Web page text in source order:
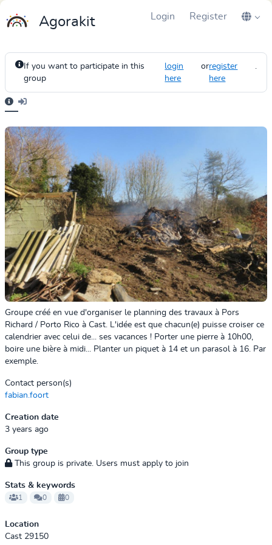
Agorakit Login Register
If you want to participate in this
group
login
here
orregister
here
.
Groupe créé en vue d'organiser le planning des travaux à Pors
Richard / Porto Rico à Cast. L'idée est que chacun(e) puisse croiser ce
calendrier avec celui de... ses vacances ! Porter une pierre à 10h00,
boire une bière à midi... Planter un piquet à 14 et un parasol à 16. Par
exemple.
Contact person(s)
fabian.foort
Creation date
3 years ago
Group type
This group is private. Users must apply to join
Stats & keywords
1 0 0
Location
Cast 29150